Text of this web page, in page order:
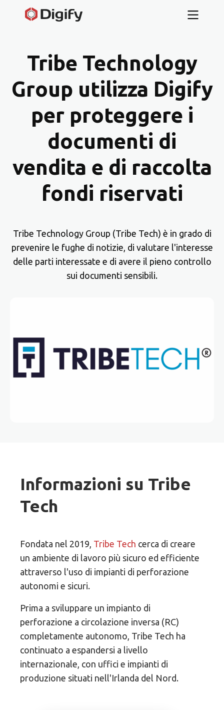
Tribe Technology
Group utilizza Digify
per proteggere i
documenti di
vendita e di raccolta
fondi riservati
Tribe Technology Group (Tribe Tech) è in grado di
prevenire le fughe di notizie, di valutare l'interesse
delle parti interessate e di avere il pieno controllo
sui documenti sensibili.
Informazioni su Tribe
Tech
Fondata nel 2019, Tribe Tech cerca di creare
un ambiente di lavoro più sicuro ed efficiente
attraverso l'uso di impianti di perforazione
autonomi e sicuri.
Prima a sviluppare un impianto di
perforazione a circolazione inversa (RC)
completamente autonomo, Tribe Tech ha
continuato a espandersi a livello
internazionale, con uffici e impianti di
produzione situati nell'Irlanda del Nord.